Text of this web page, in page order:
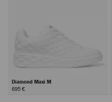
Diamond Maxi M
695 €